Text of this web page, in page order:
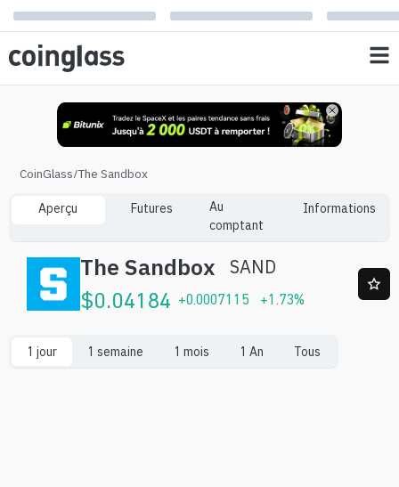
CoinGlass/The Sandbox
Aperçu Futures
Au
comptant
Informations
The Sandbox SAND
$0.04184 +0.0007115 +1.73%
1 jour 1 semaine 1 mois 1 An Tous